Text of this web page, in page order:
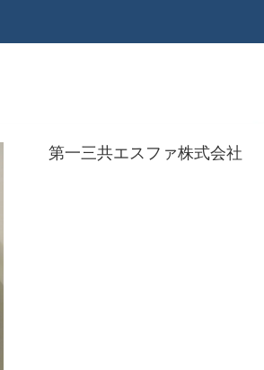
第一三共エスファ株式会社